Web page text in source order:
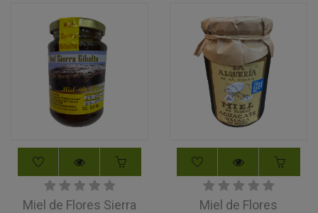
Miel de Flores Sierra
Miel de Flores